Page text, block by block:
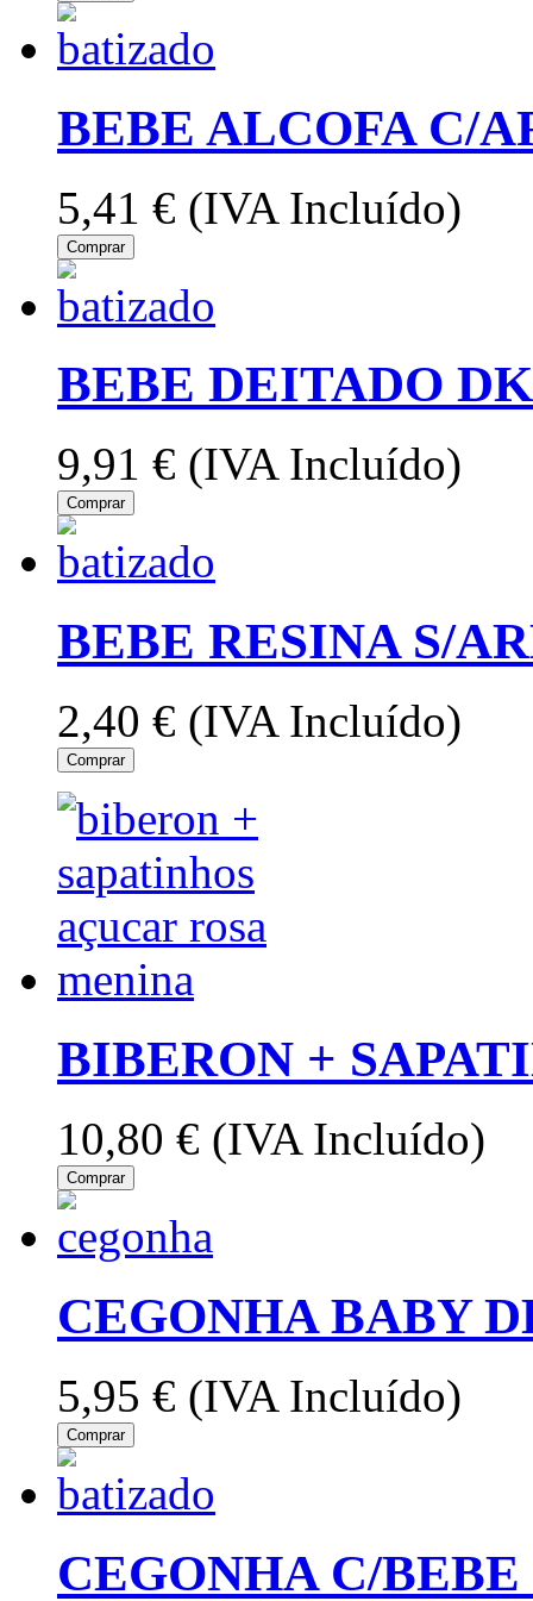
BEBE ALCOFA C/
5,41 € (IVA Incluído)
Comprar
BEBE DEITADO DK
9,91 € (IVA Incluído)
Comprar
BEBE RESINA S/
2,40 € (IVA Incluído)
Comprar
BIBERON +
10,80 € (IVA Incluído)
Comprar
CEGONHA BABY
5,95 € (IVA Incluído)
Comprar
CEGONHA C/